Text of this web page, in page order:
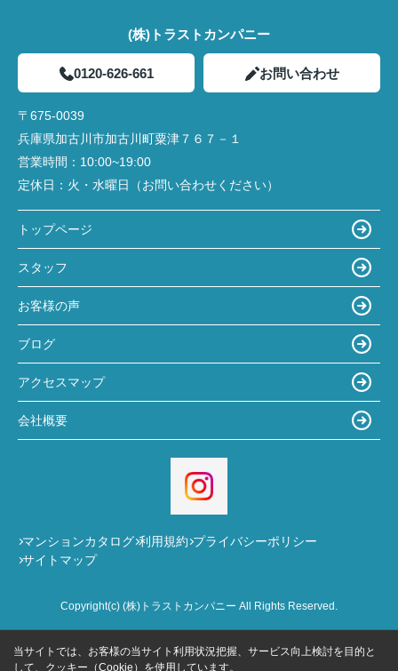
(株)トラストカンパニー
0120-626-661 お問い合わせ
〒675-0039
兵庫県加古川市加古川町粟津７６７－１
営業時間： 10:00~19:00
定休日： 火・水曜日（お問い合わせください）
トップページ
スタッフ
お客様の声
ブログ
アクセスマップ
会社概要
マンションカタログ 利用規約 プライバシーポリシー
サイトマップ
Copyright(c) (株)トラストカンパニー All Rights Reserved.
当サイトでは、お客様の当サイト利用状況把握、サービス向上検討を目的と
して、クッキー（Cookie）を使用しています。